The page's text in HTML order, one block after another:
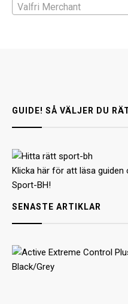
Valfri Merchant
GUIDE! SÅ VÄLJER DU
Klicka här för att läsa guiden
Sport-BH!
SENASTE ARTIKLAR